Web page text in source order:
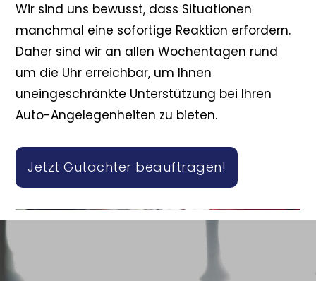
Wir sind uns bewusst, dass Situationen
manchmal eine sofortige Reaktion erfordern.
Daher sind wir an allen Wochentagen rund
um die Uhr erreichbar, um Ihnen
uneingeschränkte Unterstützung bei Ihren
Auto-Angelegenheiten zu bieten.
Jetzt Gutachter beauftragen!